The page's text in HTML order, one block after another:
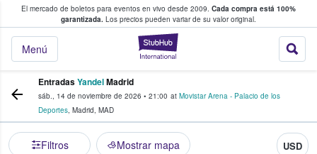
El mercado de boletos para eventos en vivo desde 2009. Cada compra está 100%
garantizada. Los precios pueden variar de su valor original.
StubHub: donde
Menú
fans compran y venden boletos
EntradasYandelMadrid
sáb., 14 de noviembre de 2026 • 21:00 at Movistar Arena - Palacio de los
Deportes, Madrid, MAD
Filtros Mostrar mapa USD